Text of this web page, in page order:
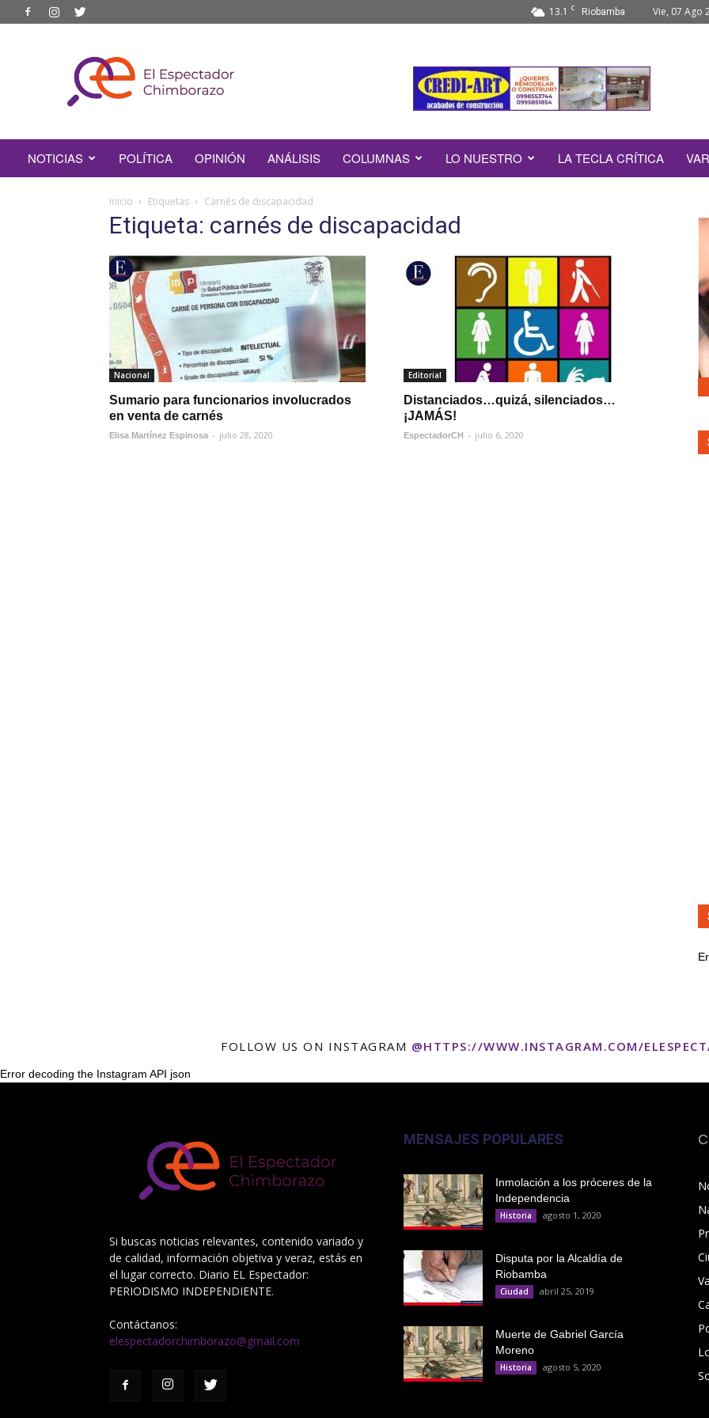
13.1 C Riobamba Vie, 07 Ago
ESPECTADOR
CHIMBORAZO
NOTICIAS POLÍTICA OPINIÓN ANÁLISIS COLUMNAS LO NUESTRO LA TECLA CRÍTICA
Inicio Etiquetas Carnés de discapacidad
Etiqueta: carnés de discapacidad
Nacional
Sumario para funcionarios involucrados
en venta de carnés
Elisa Martínez Espinosa - julio 28, 2020
Editorial
Distanciados…quizá, silenciados…
¡JAMÁS!
EspectadorCH - julio 6, 2020
FOLLOW US ON INSTAGRAM @HTTPS://WWW.INSTAGRAM.COM/
Error decoding the Instagram API json
Si buscas noticias relevantes, contenido variado y
de calidad, información objetiva y veraz, estás en
el lugar correcto. Diario EL Espectador:
PERIODISMO INDEPENDIENTE.
Contáctanos:
elespectadorchimborazo@gmail.com
MENSAJES POPULARES
Inmolación a los próceres de la
Independencia
Historia agosto 1, 2020
Disputa por la Alcaldía de
Riobamba
Ciudad abril 25, 2019
Muerte de Gabriel García
Moreno
Historia agosto 5, 2020